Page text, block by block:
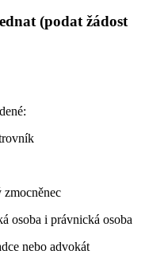
(podat žádost
zmocněnec
osoba i právnická osoba
nebo advokát